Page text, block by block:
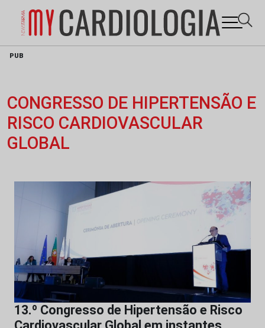
Skip
PUB
CONGRESSO DE HIPERTENSÃO E
RISCO CARDIOVASCULAR
GLOBAL
13.º Congresso de Hipertensão e Risco